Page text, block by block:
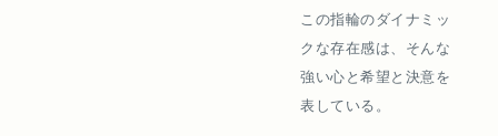
この指輪のダイナミッ
クな存在感は、そんな
強い心と希望と決意を
表している。